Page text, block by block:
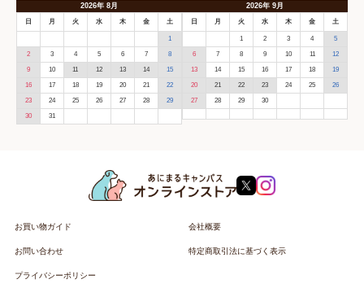
2026年 8月
日 月 火 水 木 金 土
1
2 3 4 5 6 7 8
9 10 11 12 13 14 15
16 17 18 19 20 21 22
23 24 25 26 27 28 29
30 31
2026年9月
日 月 火 水 木 金 土
1 2 3 4 5
6 7 8 9 10 11 12
13 14 15 16 17 18 19
20 21 22 23 24 25 26
27 28 29 30
お買い物ガイド 会社概要
お問い合わせ 特定商取引法に基づく表示
プライバシーポリシー